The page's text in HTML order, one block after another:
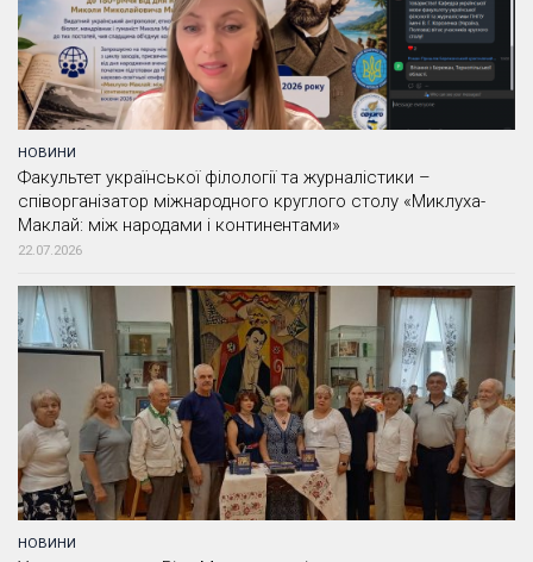
НОВИНИ
Факультет української філології та журналістики –
співорганізатор міжнародного круглого столу «Миклуха-
Маклай: між народами і континентами»
22.07.2026
НОВИНИ